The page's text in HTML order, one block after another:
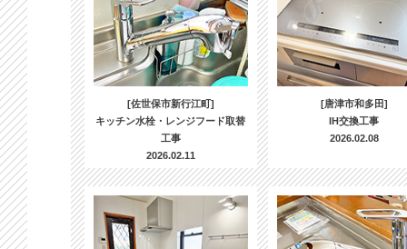
[佐世保市新行江町]
キッチン水栓・レンジフード取替
工事
2026.02.11
[唐津市和多田]
IH交換工事
2026.02.08